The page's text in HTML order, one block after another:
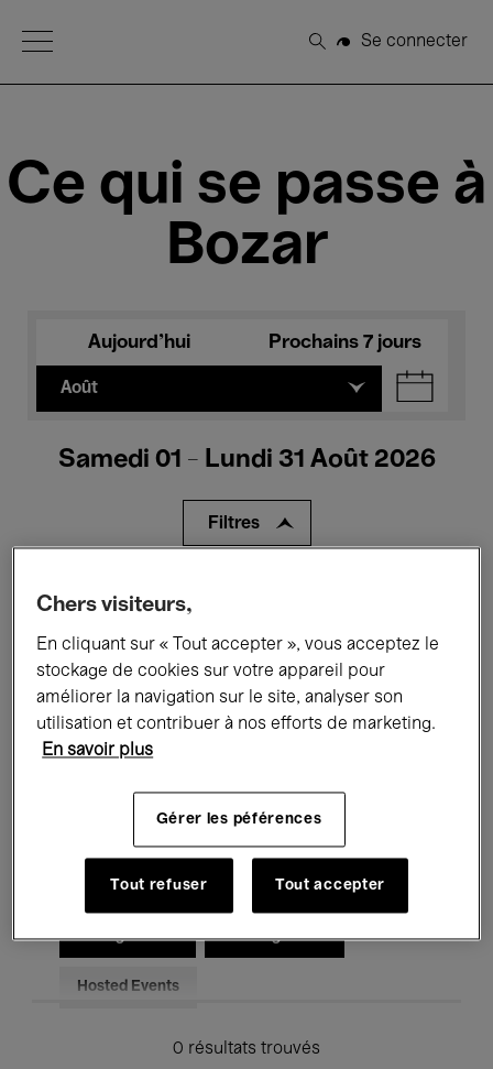
Open Menu
Rechercher
Se connecter
Ce qui se passe à
Bozar
Aujourd'hui Prochains 7 jours
Août
Samedi 01 - Lundi 31 Août 2026
Filtres
Tous les événements
Expositions Films Performances
Rencontres & Débats Jazz
Musique classique
Musique électronique
Pour tous Kids’ Palace
Enseignement Visites guidées
Hosted Events
0 résultats trouvés
Chers visiteurs,
En cliquant sur « Tout accepter », vous acceptez le
stockage de cookies sur votre appareil pour
améliorer la navigation sur le site, analyser son
utilisation et contribuer à nos efforts de marketing.
En savoir plus
Gérer les péférences
Tout refuser Tout accepter